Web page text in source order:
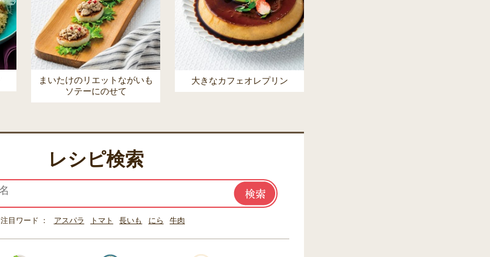
まいたけのリエットながいも
ソテーにのせて
大きなカフェオレプリン
レシピ検索
注目ワード アスパラ トマト 長いも にら 牛肉